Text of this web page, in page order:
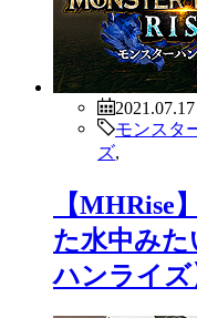
2021.07.17
モンスタ
ズ
【MHRise
た水中みた
ハンライズ